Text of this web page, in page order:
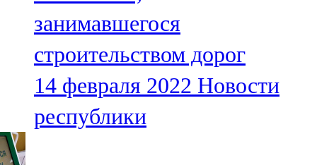
102,6 FM
Чирмешән
107,7 FM
Чистай
занимавшегося
строительством дорог
14 февраля 2022 Новости
республики